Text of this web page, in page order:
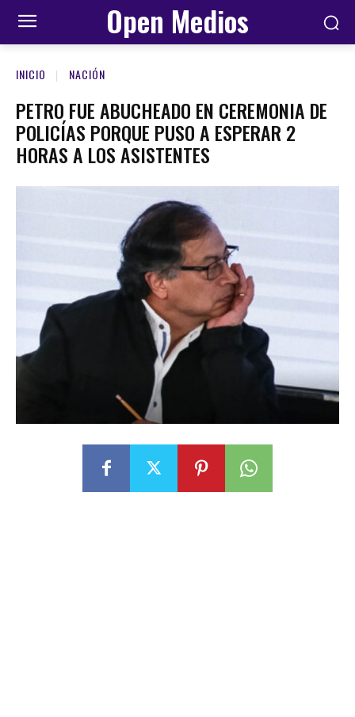
Open Medios
INICIO NACIÓN
PETRO FUE ABUCHEADO EN CEREMONIA DE
POLICÍAS PORQUE PUSO A ESPERAR 2
HORAS A LOS ASISTENTES